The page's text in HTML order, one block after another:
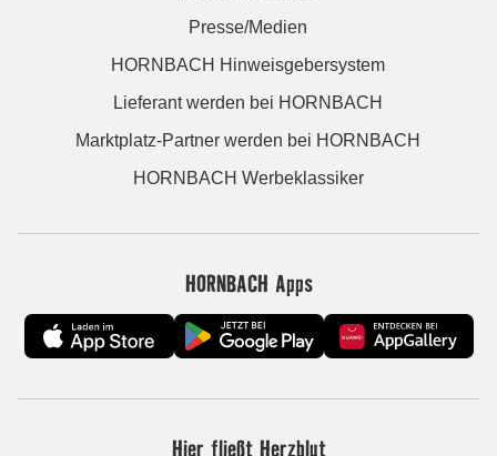
Presse/Medien
HORNBACH Hinweisgebersystem
Lieferant werden bei HORNBACH
Marktplatz-Partner werden bei HORNBACH
HORNBACH Werbeklassiker
HORNBACH Apps
Hier fließt Herzblut